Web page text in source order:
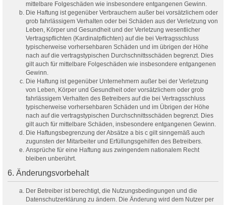
mittelbare Folgeschäden wie insbesondere entgangenen Gewinn.
Die Haftung ist gegenüber Verbrauchern außer bei vorsätzlichem oder
grob fahrlässigem Verhalten oder bei Schäden aus der Verletzung von
Leben, Körper und Gesundheit und der Verletzung wesentlicher
Vertragspflichten (Kardinalpflichten) auf die bei Vertragsschluss
typischerweise vorhersehbaren Schäden und im übrigen der Höhe
nach auf die vertragstypischen Durchschnittsschäden begrenzt. Dies
gilt auch für mittelbare Folgeschäden wie insbesondere entgangenen
Gewinn.
Die Haftung ist gegenüber Unternehmern außer bei der Verletzung
von Leben, Körper und Gesundheit oder vorsätzlichem oder grob
fahrlässigem Verhalten des Betreibers auf die bei Vertragsschluss
typischerweise vorhersehbaren Schäden und im Übrigen der Höhe
nach auf die vertragstypischen Durchschnittsschäden begrenzt. Dies
gilt auch für mittelbare Schäden, insbesondere entgangenen Gewinn.
Die Haftungsbegrenzung der Absätze a bis c gilt sinngemäß auch
zugunsten der Mitarbeiter und Erfüllungsgehilfen des Betreibers.
Ansprüche für eine Haftung aus zwingendem nationalem Recht
bleiben unberührt.
6. Änderungsvorbehalt
Der Betreiber ist berechtigt, die Nutzungsbedingungen und die
Datenschutzerklärung zu ändern. Die Änderung wird dem Nutzer per